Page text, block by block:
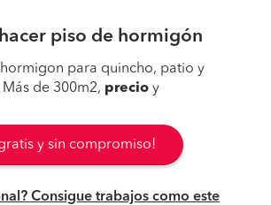
piso de hormigón
para quincho, patio y
de 300m2, precio y
y sin compromiso!
Consigue trabajos como este